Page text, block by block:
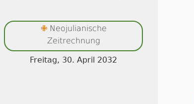
✙Neojulianische
Zeitrechnung
Freitag, 30. April 2032